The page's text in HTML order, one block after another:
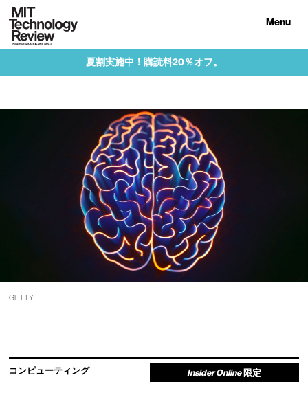
Menu
夏割実施中！購読料20％オフ。
GETTY
コンピューティング Insider Online限定